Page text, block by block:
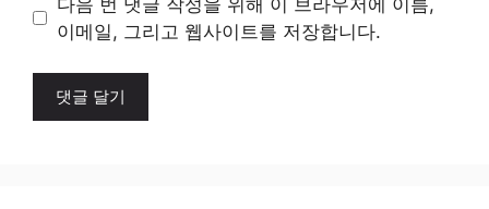
트 이메일, 그리고 웹사이트를 저장합니다.